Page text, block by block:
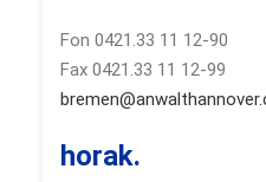
Fon 0421.33 11 12-90
Fax 0421.33 11 12-99
horak.